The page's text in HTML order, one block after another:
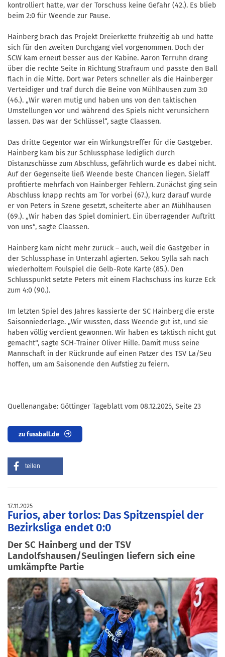
kontrolliert hatte, war der Torschuss keine Gefahr (42.). Es blieb
beim 2:0 für Weende zur Pause.
Hainberg brach das Projekt Dreierkette frühzeitig ab und hatte
sich für den zweiten Durchgang viel vorgenommen. Doch der
SCW kam erneut besser aus der Kabine. Aaron Terruhn drang
über die rechte Seite in Richtung Strafraum und passte den Ball
flach in die Mitte. Dort war Peters schneller als die Hainberger
Verteidiger und traf durch die Beine von Mühlhausen zum 3:0
(46.). „Wir waren mutig und haben uns von den taktischen
Umstellungen vor und während des Spiels nicht verunsichern
lassen. Das war der Schlüssel“, sagte Claassen.
Das dritte Gegentor war ein Wirkungstreffer für die Gastgeber.
Hainberg kam bis zur Schlussphase lediglich durch
Distanzschüsse zum Abschluss, gefährlich wurde es dabei nicht.
Auf der Gegenseite ließ Weende beste Chancen liegen. Sielaff
profitierte mehrfach von Hainberger Fehlern. Zunächst ging sein
Abschluss knapp rechts am Tor vorbei (67.), kurz darauf wurde
er von Peters in Szene gesetzt, scheiterte aber an Mühlhausen
(69.). „Wir haben das Spiel dominiert. Ein überragender Auftritt
von uns“, sagte Claassen.
Hainberg kam nicht mehr zurück – auch, weil die Gastgeber in
der Schlussphase in Unterzahl agierten. Sekou Sylla sah nach
wiederholtem Foulspiel die Gelb-Rote Karte (85.). Den
Schlusspunkt setzte Peters mit einem Flachschuss ins kurze Eck
zum 4:0 (90.).
Im letzten Spiel des Jahres kassierte der SC Hainberg die erste
Saisonniederlage. „Wir wussten, dass Weende gut ist, und sie
haben völlig verdient gewonnen. Wir haben es taktisch nicht gut
gemacht“, sagte SCH-Trainer Oliver Hille. Damit muss seine
Mannschaft in der Rückrunde auf einen Patzer des TSV La/Seu
hoffen, um am Saisonende den Aufstieg zu feiern.
Quellenangabe: Göttinger Tageblatt vom 08.12.2025, Seite 23
zu fussball.de
teilen
17.11.2025
Furios, aber torlos: Das Spitzenspiel der
Bezirksliga endet 0:0
Der SC Hainberg und der TSV
Landolfshausen/Seulingen liefern sich eine
umkämpfte Partie